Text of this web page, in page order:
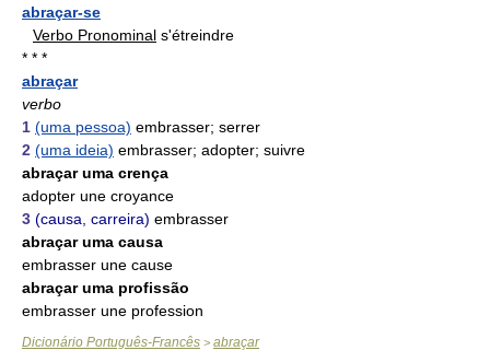
abraçar-se
Verbo Pronominal s'étreindre
* * *
abraçar
verbo
1 (uma pessoa) embrasser; serrer
2 (uma ideia) embrasser; adopter; suivre
abraçar uma crença
adopter une croyance
3 (causa, carreira) embrasser
abraçar uma causa
embrasser une cause
abraçar uma profissão
embrasser une profession
Dicionário Português-Francês > abraçar